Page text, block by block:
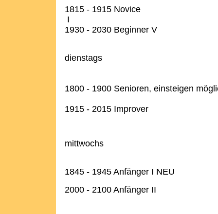
1815 - 1915 Novice
I
1930 - 2030 Beginner V
dienstags
1800 - 1900 Senioren, einsteigen
1915 - 2015 Improver
mittwochs
1845 - 1945 Anfänger I NEU
2000 - 2100 Anfänger II